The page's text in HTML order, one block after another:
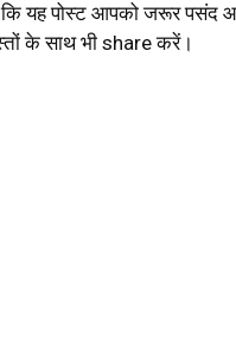
कि यह पोस्ट आपको जरूर पसंद
के साथ भी share करें।